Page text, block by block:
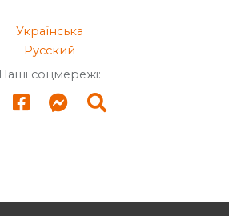
Українська
Русский
Наші соцмережі: